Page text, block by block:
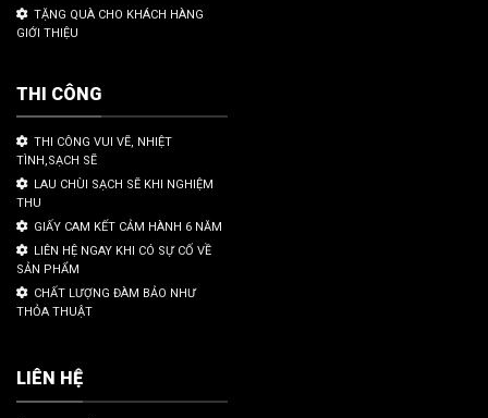
TẶNG QUÀ CHO KHÁCH HÀNG
GIỚI THIỆU
THI CÔNG
THI CÔNG VUI VẼ, NHIỆT
TÌNH,SẠCH SẼ
LAU CHÙI SẠCH SẼ KHI NGHIỆM
THU
GIẤY CAM KẾT CẢM HÀNH 6 NĂM
LIÊN HỆ NGAY KHI CÓ SỰ CỐ VỀ
SẢN PHẨM
CHẤT LƯỢNG ĐÀM BẢO NHƯ
THỎA THUẬT
LIÊN HỆ